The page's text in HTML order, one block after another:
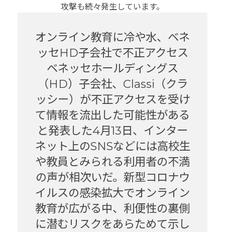
攻撃も続々発生しています。
オンライン教育に冷や水、ベネ
ッセHD子会社で不正アクセス
ベネッセホールディングス
（HD）子会社、Classi（クラ
ッシー）が不正アクセスを受け
て情報を流出した可能性がある
と発表した4月13日、インター
ネット上のSNSなどには高校生
や教員とみられる利用者の不満
の声が相次いだ。新型コロナウ
イルスの感染拡大でオンライン
教育が広がる中、利便性の裏側
に潜むリスクをあらためて示し